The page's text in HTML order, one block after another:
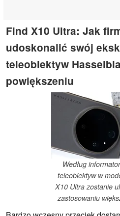
Find X10 Ultra: Jak
udoskonalić swój
teleobiektyw
powiększeniu
Według
teleobiektyw w
X10 Ultra zostanie
zastosowaniu